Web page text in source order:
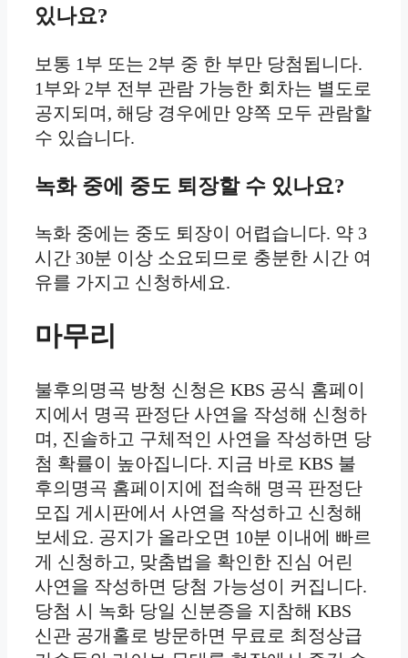
있나요?
보통 1부 또는 2부 중 한 부만 당첨됩니다.
1부와 2부 전부 관람 가능한 회차는 별도로
공지되며, 해당 경우에만 양쪽 모두 관람할
수 있습니다.
녹화 중에 중도 퇴장할 수 있나요?
녹화 중에는 중도 퇴장이 어렵습니다. 약 3
시간 30분 이상 소요되므로 충분한 시간 여
유를 가지고 신청하세요.
마무리
불후의명곡 방청 신청은 KBS 공식 홈페이
지에서 명곡 판정단 사연을 작성해 신청하
며, 진솔하고 구체적인 사연을 작성하면 당
첨 확률이 높아집니다. 지금 바로 KBS 불
후의명곡 홈페이지에 접속해 명곡 판정단
모집 게시판에서 사연을 작성하고 신청해
보세요. 공지가 올라오면 10분 이내에 빠르
게 신청하고, 맞춤법을 확인한 진심 어린
사연을 작성하면 당첨 가능성이 커집니다.
당첨 시 녹화 당일 신분증을 지참해 KBS
신관 공개홀로 방문하면 무료로 최정상급